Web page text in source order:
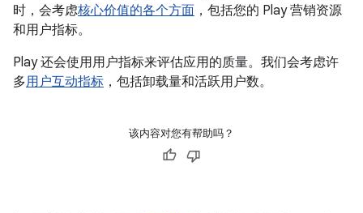
时，会考虑核心价值的各个方面 ，包括您的 Play 营销资源
和用户指标。
Play 还会使用用户指标来评估应用的质量。我们会考虑许
多用户互动指标 ，包括卸载量和活跃用户数。
该内容对您有帮助吗？